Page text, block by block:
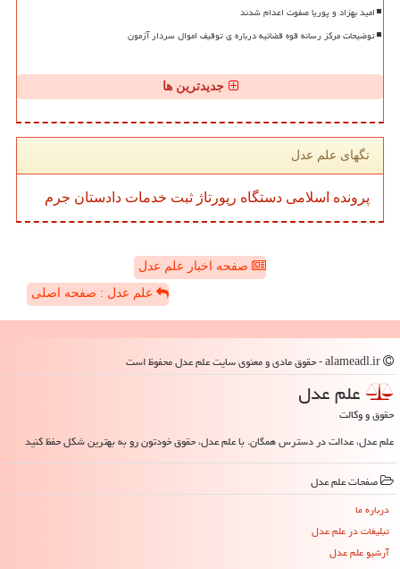
امید بهزاد و پوریا صفوت اعدام شدند
توضیحات مرکز رسانه قوه قضائیه درباره ی توقیف اموال سردار آزمون
جدیدترین ها
تگهای علم عدل
پرونده اسلامی دستگاه رپورتاژ ثبت خدمات دادستان جرم
صفحه اخبار علم عدل
علم عدل : صفحه اصلی
علم عدل
حقوق و وکالت
علم عدل، عدالت در دسترس همگان. با علم عدل، حقوق خودتون رو به بهترین شکل حفظ کنید
صفحات علم عدل
درباره ما
تبلیغات در علم عدل
آرشیو علم عدل